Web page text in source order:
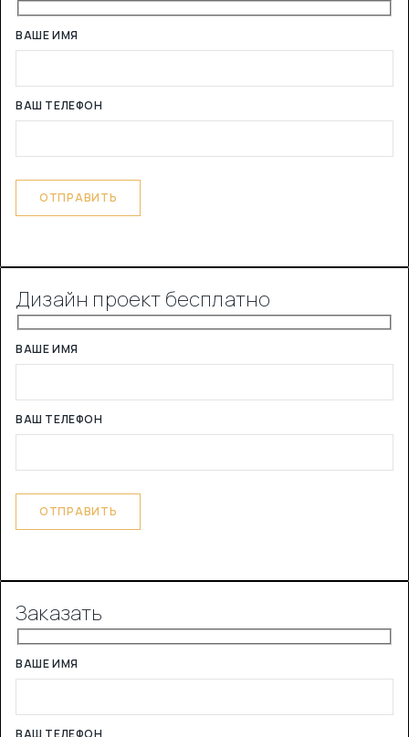
ВАШЕ ИМЯ
ВАШ ТЕЛЕФОН
Дизайн проект бесплатно
ВАШЕ ИМЯ
ВАШ ТЕЛЕФОН
Заказать
ВАШЕ ИМЯ
ВАШ ТЕЛЕФОН